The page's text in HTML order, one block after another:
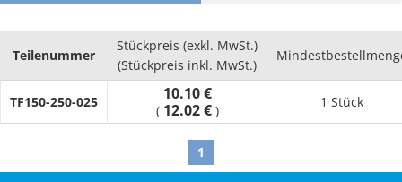
Teilenummer
Stückpreis (exkl. MwSt.)
(Stückpreis inkl. MwSt.)
TF150-250-025 10.10 €
( 12.02 € )
1 Stück
1